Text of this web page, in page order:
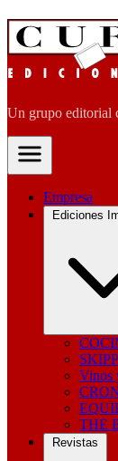
Un grupo editorial
Empresa
Ediciones
Vinos
THE
Revistas